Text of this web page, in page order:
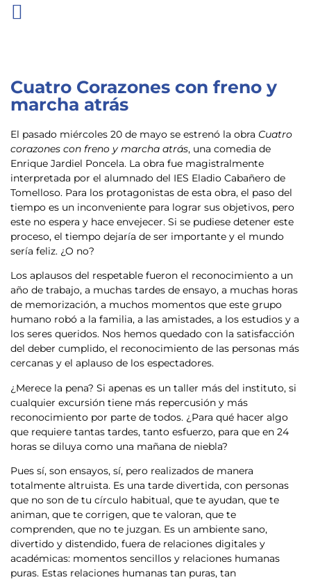
Cuatro Corazones con freno y
marcha atrás
El pasado miércoles 20 de mayo se estrenó la obra Cuatro
corazones con freno y marcha atrás, una comedia de
Enrique Jardiel Poncela. La obra fue magistralmente
interpretada por el alumnado del IES Eladio Cabañero de
Tomelloso. Para los protagonistas de esta obra, el paso del
tiempo es un inconveniente para lograr sus objetivos, pero
este no espera y hace envejecer. Si se pudiese detener este
proceso, el tiempo dejaría de ser importante y el mundo
sería feliz. ¿O no?
Los aplausos del respetable fueron el reconocimiento a un
año de trabajo, a muchas tardes de ensayo, a muchas horas
de memorización, a muchos momentos que este grupo
humano robó a la familia, a las amistades, a los estudios y a
los seres queridos. Nos hemos quedado con la satisfacción
del deber cumplido, el reconocimiento de las personas más
cercanas y el aplauso de los espectadores.
¿Merece la pena? Si apenas es un taller más del instituto, si
cualquier excursión tiene más repercusión y más
reconocimiento por parte de todos. ¿Para qué hacer algo
que requiere tantas tardes, tanto esfuerzo, para que en 24
horas se diluya como una mañana de niebla?
Pues sí, son ensayos, sí, pero realizados de manera
totalmente altruista. Es una tarde divertida, con personas
que no son de tu círculo habitual, que te ayudan, que te
animan, que te corrigen, que te valoran, que te
comprenden, que no te juzgan. Es un ambiente sano,
divertido y distendido, fuera de relaciones digitales y
académicas: momentos sencillos y relaciones humanas
puras. Estas relaciones humanas tan puras, tan